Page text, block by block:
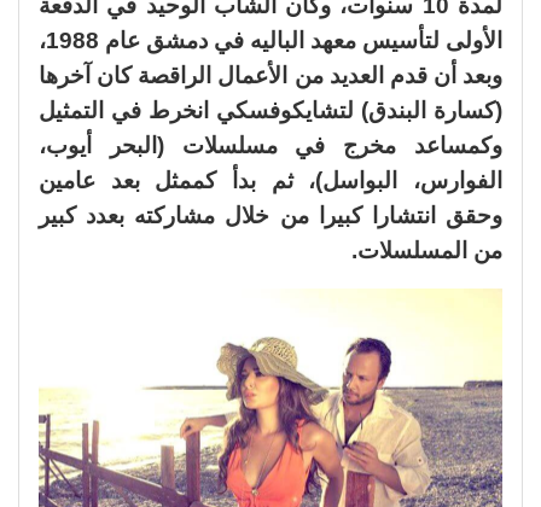
لمدة 10 سنوات، وكان الشاب ‏الوحيد في الدفعة
الأولى لتأسيس معهد الباليه في دمشق عام 1988،
وبعد أن قدم العديد من الأعمال الراقصة كان آخرها
(كسارة البندق) لتشايكوفسكي انخرط في التمثيل
وكمساعد مخرج في مسلسلات (‏البحر أيوب،
الفوارس، البواسل)، ثم بدأ كممثل بعد عامين
وحقق انتشارا كبيرا من خلال مشاركته ‏بعدد كبير
من المسلسلات.